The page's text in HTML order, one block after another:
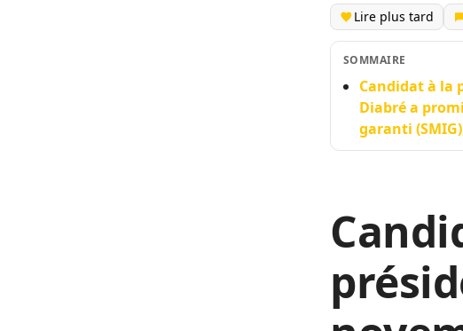
Lire plus tard
SOMMAIRE
Candidat à la
Diabré a
garanti